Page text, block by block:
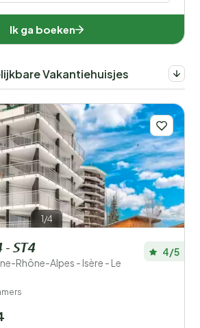
Ik ga boeken
Vakantiehuisjes
1/4
- ST4
Rhône-Alpes - Isère - Le
4/5